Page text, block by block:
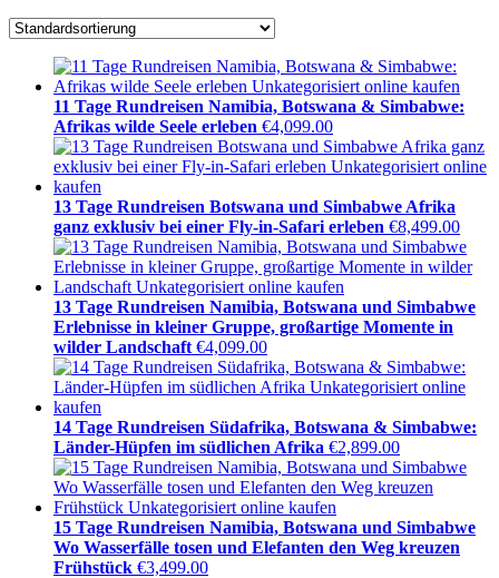
11 Tage Rundreisen Namibia, Botswana & Simbabwe:
Afrikas wilde Seele erleben €4,099.00
13 Tage Rundreisen Botswana und Simbabwe Afrika
ganz exklusiv bei einer Fly-in-Safari erleben €8,499.00
13 Tage Rundreisen Namibia, Botswana und Simbabwe
Erlebnisse in kleiner Gruppe, großartige Momente in
wilder Landschaft €4,099.00
14 Tage Rundreisen Südafrika, Botswana & Simbabwe:
Länder-Hüpfen im südlichen Afrika €2,899.00
15 Tage Rundreisen Namibia, Botswana und Simbabwe
Wo Wasserfälle tosen und Elefanten den Weg kreuzen
Frühstück €3,499.00